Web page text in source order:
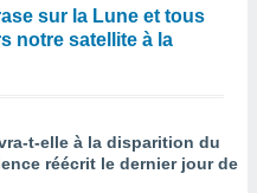
sur la Lune et tous
notre satellite à la
t-elle à la disparition du
réécrit le dernier jour de